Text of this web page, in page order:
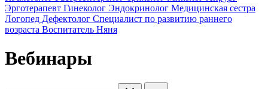
Эрготерапевт Гинеколог Эндокринолог Медицинская сестра
Логопед Дефектолог Специалист по развитию раннего
возраста Воспитатель Няня
Вебинары